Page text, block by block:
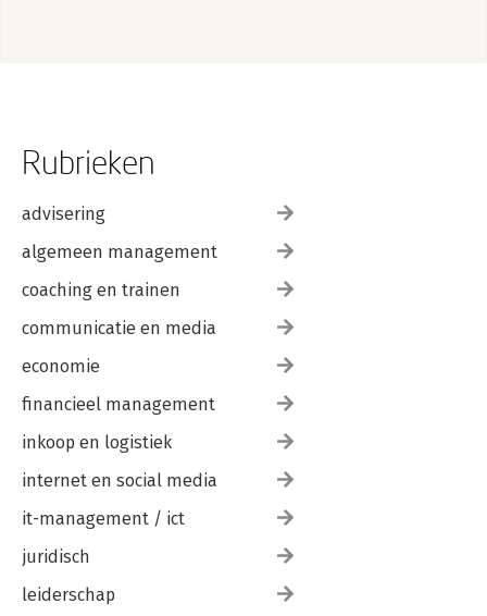
Rubrieken
advisering
algemeen management
coaching en trainen
communicatie en media
economie
financieel management
inkoop en logistiek
internet en social media
it-management / ict
juridisch
leiderschap